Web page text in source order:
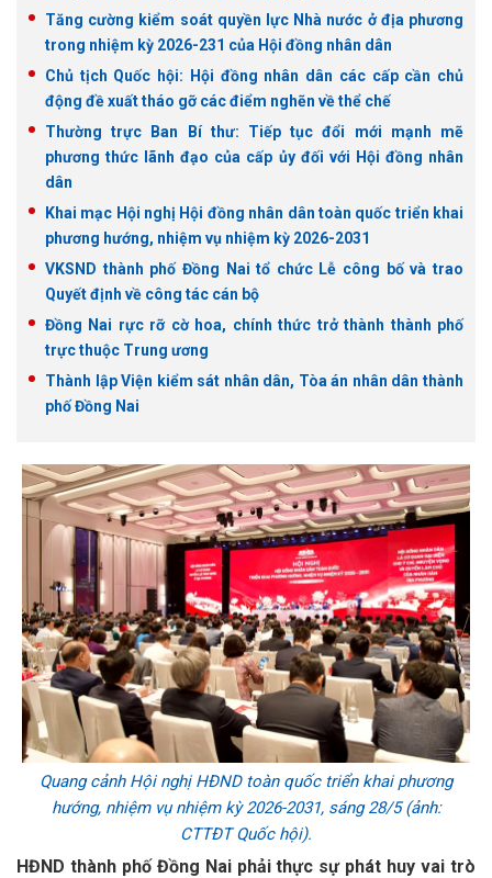
Tăng cường kiểm soát quyền lực Nhà nước ở địa phương
trong nhiệm kỳ 2026-231 của Hội đồng nhân dân
Chủ tịch Quốc hội: Hội đồng nhân dân các cấp cần chủ
động đề xuất tháo gỡ các điểm nghẽn về thể chế
Thường trực Ban Bí thư: Tiếp tục đổi mới mạnh mẽ
phương thức lãnh đạo của cấp ủy đối với Hội đồng nhân
dân
Khai mạc Hội nghị Hội đồng nhân dân toàn quốc triển khai
phương hướng, nhiệm vụ nhiệm kỳ 2026-2031
VKSND thành phố Đồng Nai tổ chức Lễ công bố và trao
Quyết định về công tác cán bộ
Đồng Nai rực rỡ cờ hoa, chính thức trở thành thành phố
trực thuộc Trung ương
Thành lập Viện kiểm sát nhân dân, Tòa án nhân dân thành
phố Đồng Nai
Quang cảnh Hội nghị HĐND toàn quốc triển khai phương
hướng, nhiệm vụ nhiệm kỳ 2026-2031, sáng 28/5 (ảnh:
CTTĐT Quốc hội).
HĐND thành phố Đồng Nai phải thực sự phát huy vai trò